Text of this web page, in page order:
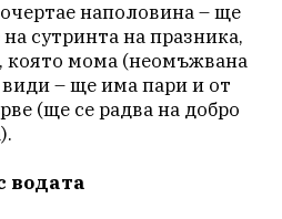
наполовина – ще
сутринта на празника,
която мома (неомъжвана
– ще има пари и от
(ще се радва на добро
водата